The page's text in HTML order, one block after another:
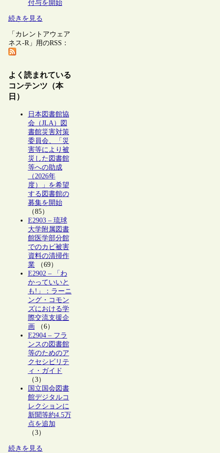
付与を開始
続きを見る
「カレントアウェア
ネス-R」用のRSS：
よく読まれている
コンテンツ（本
日）
日本図書館協
会（JLA）図
書館災害対策
委員会、「災
害等により被
災した図書館
等への助成
（2026年
度）」を希望
する図書館の
募集を開始
（85）
E2903 – 琉球
大学附属図書
館医学部分館
でのカビ被害
資料の清掃作
業（69）
E2902 – 「わ
かっていいと
も!」：ラーニ
ング・コモン
ズにおける学
際交流支援企
画 （6）
E2904 – フラ
ンスの図書館
等のためのア
クセシビリテ
ィ・ガイド
（3）
国立国会図書
館デジタルコ
レクションに
新聞等約4.5万
点を追加
（3）
続きを見る